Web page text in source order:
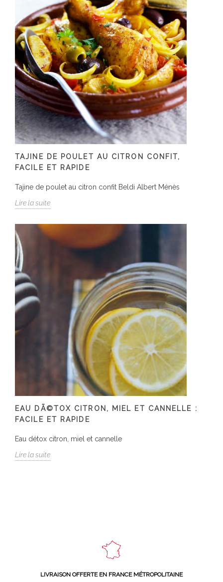
TAJINE DE POULET AU CITRON CONFIT,
FACILE ET RAPIDE
Tajine de poulet au citron confit Beldi Albert Ménès
Lire la suite
EAU DÃ©TOX CITRON, MIEL ET CANNELLE :
FACILE ET RAPIDE
Eau détox citron, miel et cannelle
Lire la suite
LIVRAISON OFFERTE EN FRANCE MÉTROPOLITAINE